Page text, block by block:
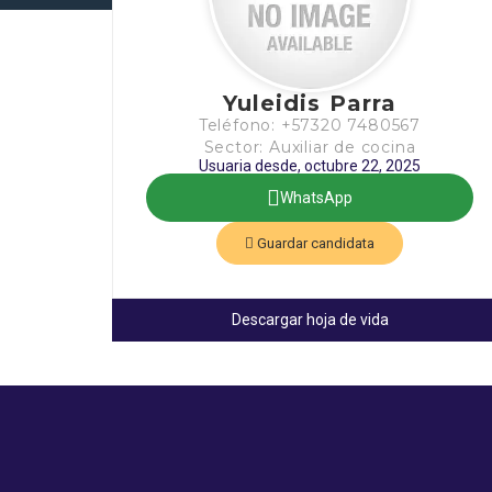
Yuleidis Parra
Teléfono: +57320 7480567
Sector: Auxiliar de cocina
Usuaria desde, octubre 22, 2025
WhatsApp
Guardar candidata
Descargar hoja de vida